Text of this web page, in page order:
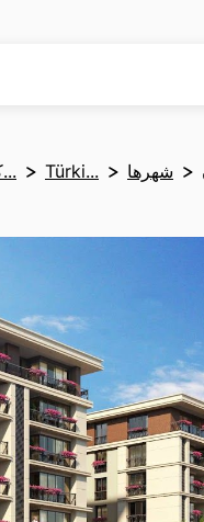
کشوره... Türki... شهرها